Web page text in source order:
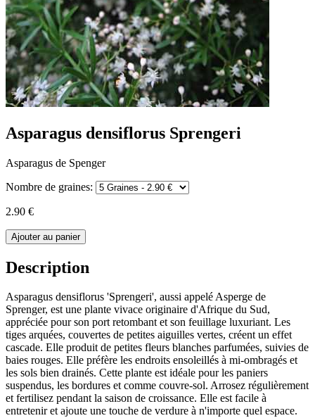
Asparagus densiflorus Sprengeri
Asparagus de Spenger
Nombre de graines:
2.90 €
Ajouter au panier
Description
Asparagus densiflorus 'Sprengeri', aussi appelé Asperge de
Sprenger, est une plante vivace originaire d'Afrique du Sud,
appréciée pour son port retombant et son feuillage luxuriant. Les
tiges arquées, couvertes de petites aiguilles vertes, créent un effet
cascade. Elle produit de petites fleurs blanches parfumées, suivies de
baies rouges. Elle préfère les endroits ensoleillés à mi-ombragés et
les sols bien drainés. Cette plante est idéale pour les paniers
suspendus, les bordures et comme couvre-sol. Arrosez régulièrement
et fertilisez pendant la saison de croissance. Elle est facile à
entretenir et ajoute une touche de verdure à n'importe quel espace.